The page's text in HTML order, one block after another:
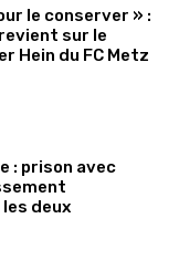
le conserver » :
sur le
Hein du FC Metz
: prison avec
deux